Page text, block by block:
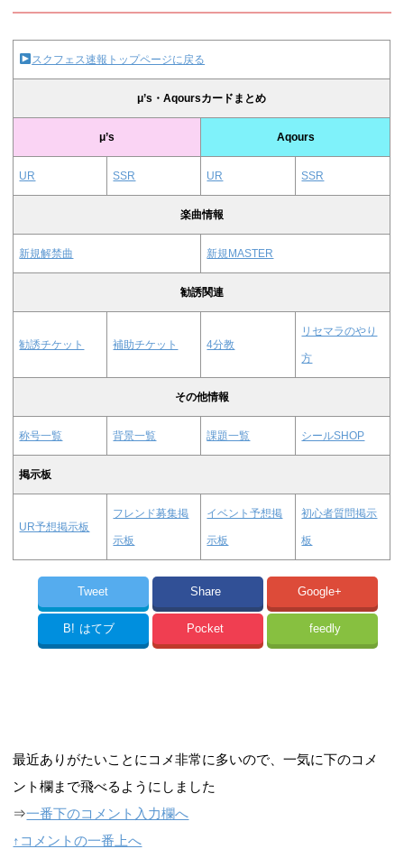
スクフェス速報トップページに戻る
μ’s・Aqoursカードまとめ
μ’s Aqours
UR SSR UR SSR
楽曲情報
新規解禁曲 新規MASTER
勧誘関連
勧誘チケット 補助チケット 4分教
リセマラのやり
方
その他情報
称号一覧 背景一覧 課題一覧 シールSHOP
掲示板
UR予想掲示板
フレンド募集掲
示板
イベント予想掲
示板
初心者質問掲示
板
Tweet Share Google+
B! はてブ Pocket feedly
最近ありがたいことにコメ非常に多いので、一気に下のコメ
ント欄まで飛べるようにしました
⇒一番下のコメント入力欄へ
↑コメントの一番上へ